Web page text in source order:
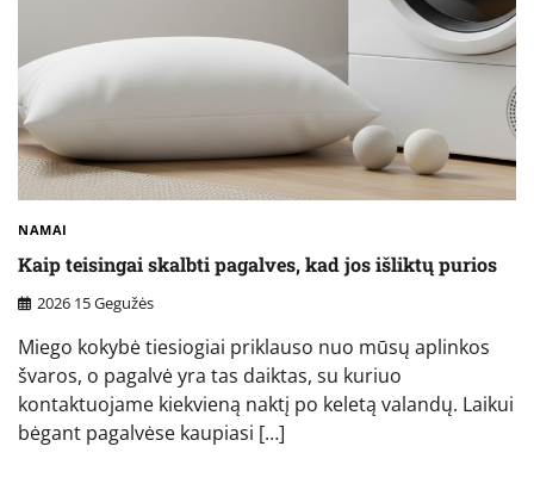
NAMAI
Kaip teisingai skalbti pagalves, kad jos išliktų purios
2026 15 Gegužės
Miego kokybė tiesiogiai priklauso nuo mūsų aplinkos
švaros, o pagalvė yra tas daiktas, su kuriuo
kontaktuojame kiekvieną naktį po keletą valandų. Laikui
bėgant pagalvėse kaupiasi […]